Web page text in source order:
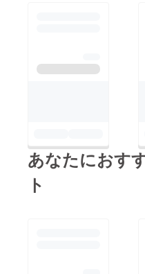
あなたにおす
ト